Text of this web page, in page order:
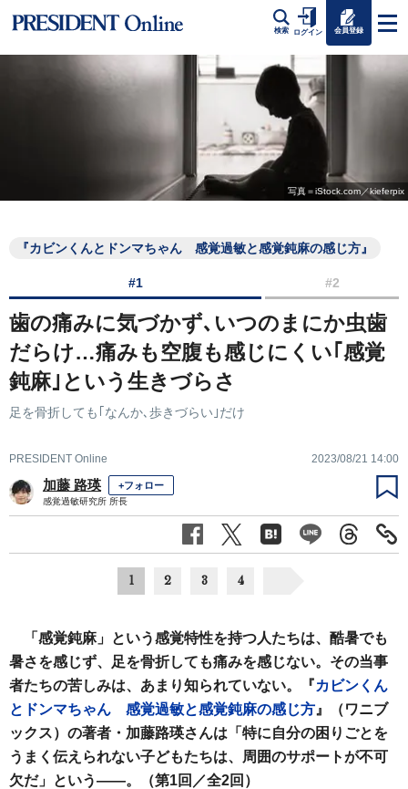
検索 ログイン 会員登録
写真＝iStock.com／kieferpix
『カビンくんとドンマちゃん 感覚過敏と感覚鈍麻の感じ方』
#1 #2
歯の痛みに気づかず､いつのまにか虫歯
だらけ…痛みも空腹も感じにくい｢感覚
鈍麻｣という生きづらさ
足を骨折しても｢なんか､歩きづらい｣だけ
PRESIDENT Online 2023/08/21 14:00
加藤 路瑛 +フォロー
感覚過敏研究所 所長
1 2 3 4
「感覚鈍麻」という感覚特性を持つ人たちは、酷暑でも
暑さを感じず、足を骨折しても痛みを感じない。その当事
者たちの苦しみは、あまり知られていない。『カビンくん
とドンマちゃん 感覚過敏と感覚鈍麻の感じ方 』（ワニブ
ックス）の著者・加藤路瑛さんは「特に自分の困りごとを
うまく伝えられない子どもたちは、周囲のサポートが不可
欠だ」という――。（第1回／全2回）